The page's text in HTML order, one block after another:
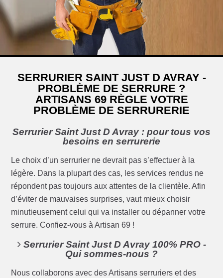
SERRURIER SAINT JUST D AVRAY -
PROBLÈME DE SERRURE ?
ARTISANS 69 RÈGLE VOTRE
PROBLÈME DE SERRURERIE
Serrurier Saint Just D Avray : pour tous vos
besoins en serrurerie
Le choix d’un serrurier ne devrait pas s’effectuer à la
légère. Dans la plupart des cas, les services rendus ne
répondent pas toujours aux attentes de la clientèle. Afin
d’éviter de mauvaises surprises, vaut mieux choisir
minutieusement celui qui va installer ou dépanner votre
serrure. Confiez-vous à Artisan 69 !
Serrurier Saint Just D Avray 100% PRO -
Qui sommes-nous ?
Nous collaborons avec des Artisans serruriers et des